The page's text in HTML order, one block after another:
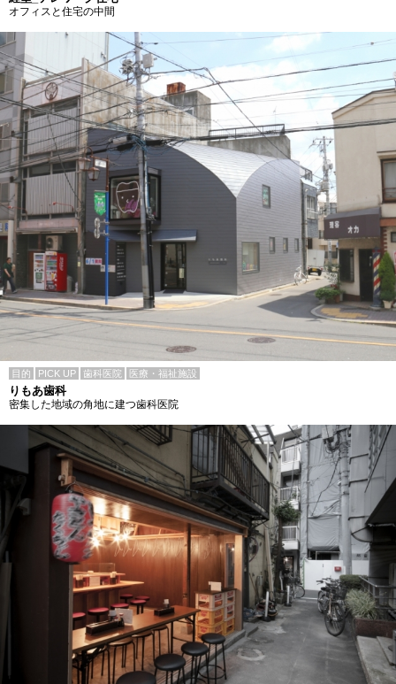
オフィスと住宅の中間
目的 PICK UP 歯科医院 医療・福祉施設
りもあ歯科
密集した地域の角地に建つ歯科医院